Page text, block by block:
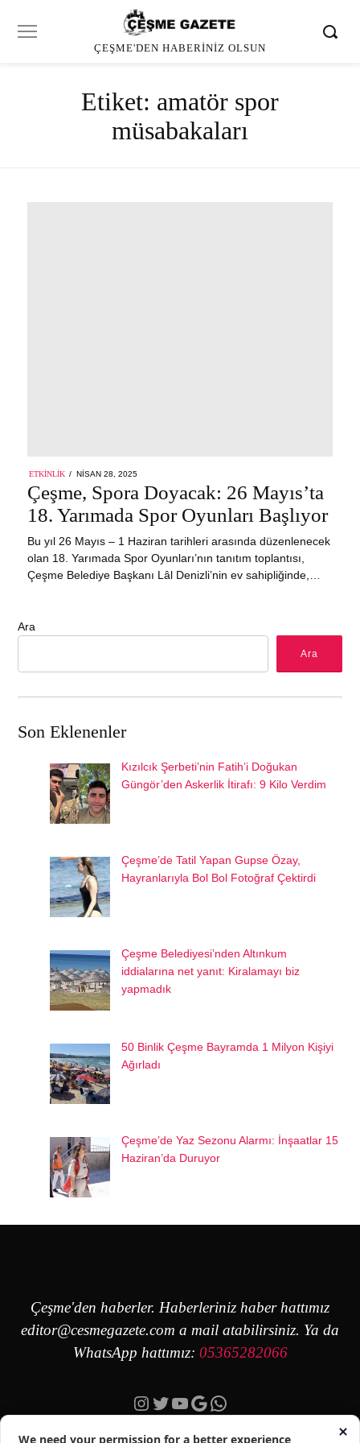
ÇEŞME'DEN HABERINIZ OLSUN
Etiket: amatör spor
müsabakaları
ETKINLIK
POSTED
NISAN 28, 2025
28,
2025
Çeşme, Spora Doyacak: 26 Mayıs’ta
18. Yarımada Spor Oyunları Başlıyor
Bu yıl 26 Mayıs – 1 Haziran tarihleri arasında düzenlenecek
olan 18. Yarımada Spor Oyunları’nın tanıtım toplantısı,
Çeşme Belediye Başkanı Lâl Denizli’nin ev sahipliğinde,…
Ara
Ara
Son Eklenenler
Kızılcık Şerbeti’nin Fatih’i Doğukan
Güngör’den Askerlik İtirafı: 9 Kilo Verdim
Çeşme’de Tatil Yapan Gupse Özay,
Hayranlarıyla Bol Bol Fotoğraf Çektirdi
Çeşme Belediyesi’nden Altınkum
iddialarına net yanıt: Kiralamayı biz
yapmadık
50 Binlik Çeşme Bayramda 1 Milyon Kişiyi
Ağırladı
Çeşme’de Yaz Sezonu Alarmı: İnşaatlar 15
Haziran’da Duruyor
Çeşme'den haberler. Haberleriniz haber hattımız
editor@cesmegazete.com a mail atabilirsiniz. Ya da
WhatsApp hattımız: 05365282066
Instagram
Twitter
YouTube
Google
https://wa.me/